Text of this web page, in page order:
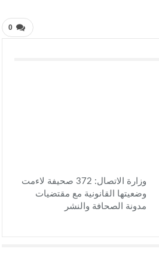
0
وزارة الاتصال: 372 صحيفة لاءمت
وضعيتها القانونية مع مقتضيات
مدونة الصحافة والنشر